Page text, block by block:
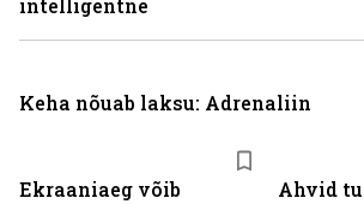
Ekraaniaeg võib
Ahvid
intelligentne
Keha nõuab laksu: Adrenaliin